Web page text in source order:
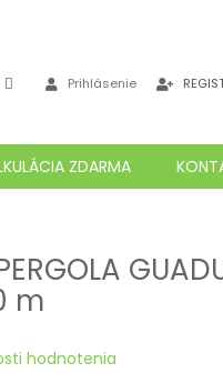
Prihlásenie
ZDARMA
m
hodnotenia